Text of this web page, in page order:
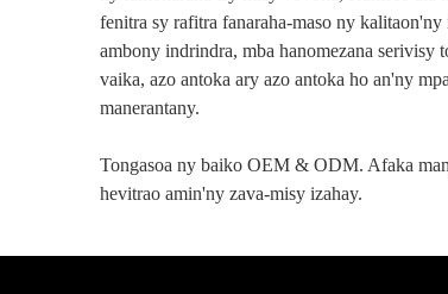
fenitra sy rafitra fanaraha-maso ny kalitaon'ny
ambony indrindra, mba hanomezana serivisy
vaika, azo antoka ary azo antoka ho an'ny
manerantany.
Tongasoa ny baiko OEM & ODM. Afaka
hevitrao amin'ny zava-misy izahay.